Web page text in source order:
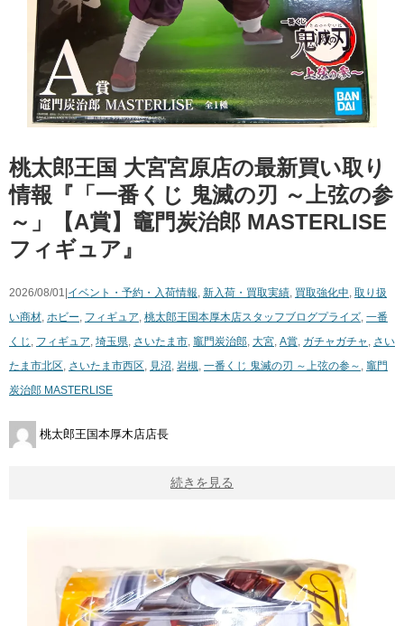
桃太郎王国 大宮宮原店の最新買い取り
情報『「一番くじ 鬼滅の刃 ～上弦の参
～」【A賞】竈門炭治郎 MASTERLISE
フィギュア』
2026/08/01|イベント・予約・入荷情報 新入荷・買取実績 買取強化中 取り扱
い商材 ホビー フィギュア 桃太郎王国本厚木店スタッフブログプライズ 一番
くじ
フィギュア 埼玉県 さいたま市 竈門炭治郎 大宮 A賞 ガチャガチャ
さい
たま市北区 さいたま市西区 見沼 岩槻 一番くじ 鬼滅の刃 ～上弦の参～
竈門
炭治郎 MASTERLISE
桃太郎王国本厚木店店長
続きを見る